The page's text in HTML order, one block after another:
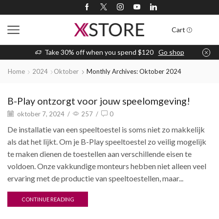
Cart
Take 30% off when you spend $120 Go shop
Home 2024 Oktober Monthly Archives: Oktober 2024
B-Play ontzorgt voor jouw speelomgeving!
oktober 7, 2024 / 257 / 0
De installatie van een speeltoestel is soms niet zo makkelijk
als dat het lijkt. Om je B-Play speeltoestel zo veilig mogelijk
te maken dienen de toestellen aan verschillende eisen te
voldoen. Onze vakkundige monteurs hebben niet alleen veel
ervaring met de productie van speeltoestellen, maar...
CONTINUE READING